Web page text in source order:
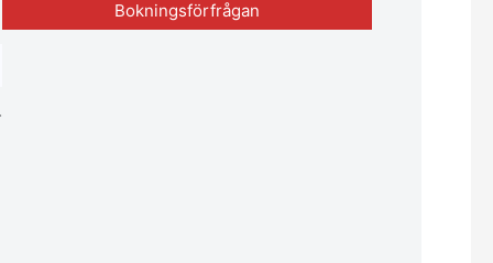
Bokningsförfrågan